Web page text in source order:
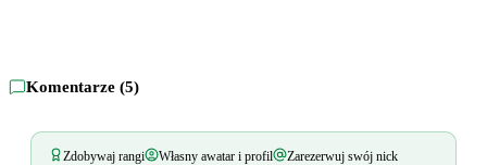
Komentarze (5)
Zdobywaj rangi Własny awatar i profil Zarezerwuj swój nick